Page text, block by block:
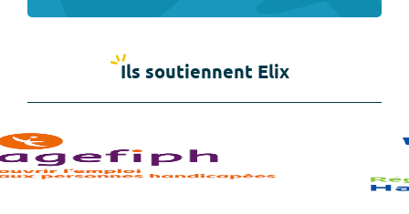
Ils soutiennent Elix